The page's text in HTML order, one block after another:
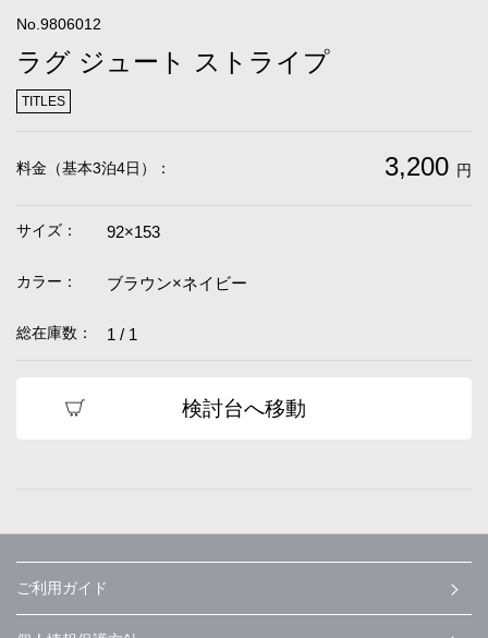
No.9806012
ラグ ジュート ストライプ
TITLES
料金（基本3泊4日）： 3,200 円
サイズ： 92×153
カラー： ブラウン×ネイビー
総在庫数： 1 / 1
検討台へ移動
ご利用ガイド